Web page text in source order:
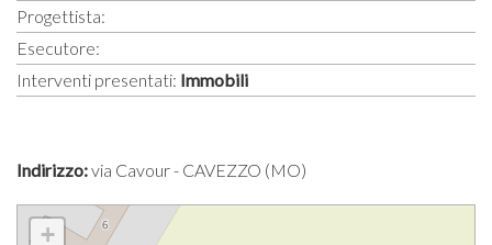
Progettista:
Esecutore:
Interventi presentati: Immobili
Indirizzo:via Cavour - CAVEZZO (MO)
+